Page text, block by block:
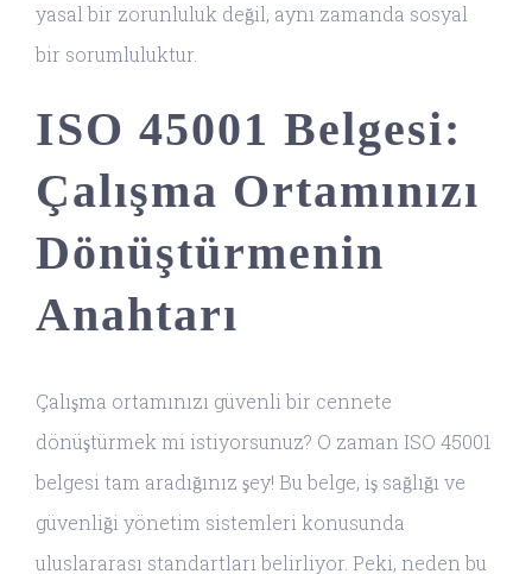
yasal bir zorunluluk değil, aynı zamanda sosyal
bir sorumluluktur.
ISO 45001 Belgesi:
Çalışma Ortamınızı
Dönüştürmenin
Anahtarı
Çalışma ortamınızı güvenli bir cennete
dönüştürmek mi istiyorsunuz? O zaman ISO 45001
belgesi tam aradığınız şey! Bu belge, iş sağlığı ve
güvenliği yönetim sistemleri konusunda
uluslararası standartları belirliyor. Peki, neden bu